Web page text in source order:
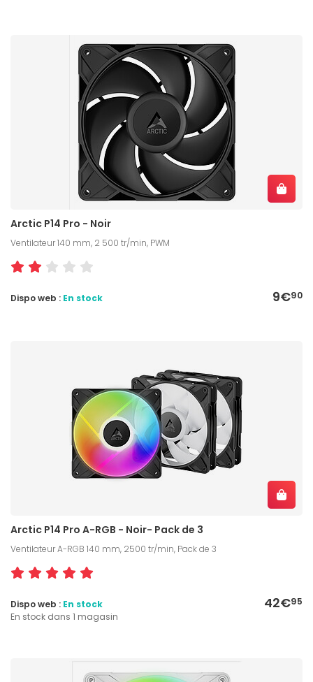
Arctic P14 Pro - Noir
Ventilateur 140 mm, 2 500 tr/min, PWM
9€90
Dispo web : En stock
Arctic P14 Pro A-RGB - Noir- Pack de 3
Ventilateur A-RGB 140 mm, 2500 tr/min, Pack de 3
42€95
Dispo web : En stock
En stock dans 1 magasin